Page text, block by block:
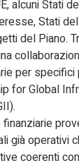
alcuni Stati
Stati
del Piano.
per
for Global
già operativi
coerenti